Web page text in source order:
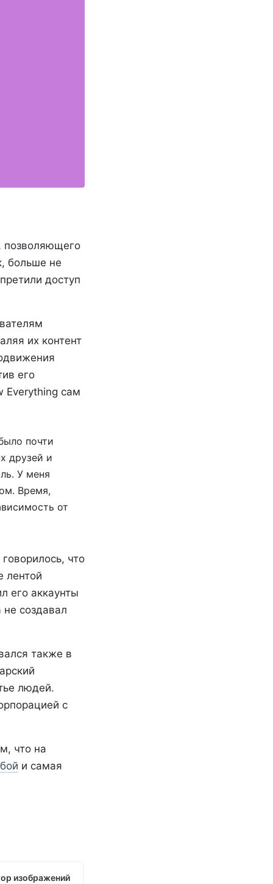
позволяющего
больше не
доступ
их контент
его
Everything сам
почти
друзей и
У меня
Время,
от
что
лентой
его аккаунты
создавал
также в
людей.
с
что на
и самая
изображений